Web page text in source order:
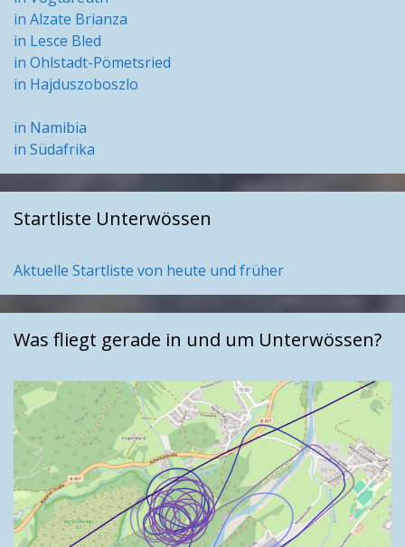
in Alzate Brianza
in Lesce Bled
in Ohlstadt-Pömetsried
in Hajduszoboszlo
in Namibia
in Südafrika
Startliste Unterwössen
Aktuelle Startliste von heute und früher
Was fliegt gerade in und um Unterwössen?